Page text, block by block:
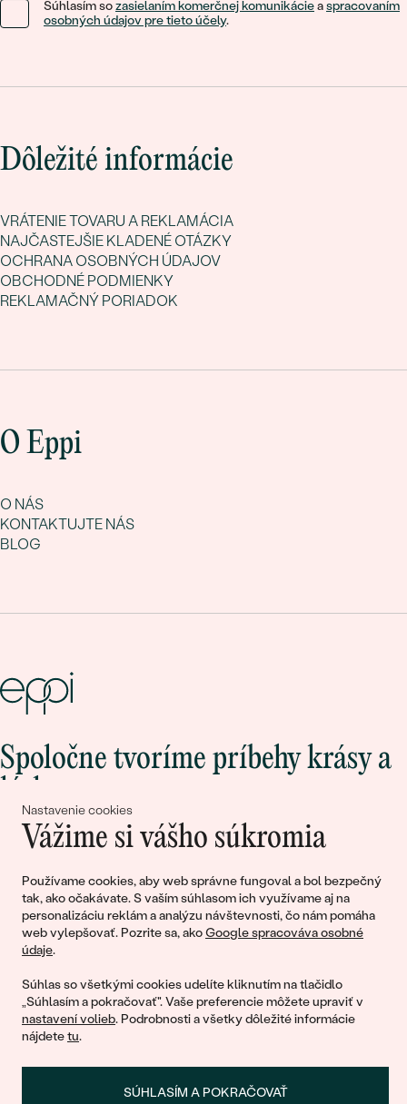
Nastavenie cookies
Vážime si vášho súkromia
Používame cookies, aby web správne fungoval a bol bezpečný
tak, ako očakávate. S vaším súhlasom ich využívame aj na
personalizáciu reklám a analýzu návštevnosti, čo nám pomáha
web vylepšovať. Pozrite sa, akoGoogle spracováva osobné
údaje.
Súhlas so všetkými cookies udelíte kliknutím na tlačidlo
„Súhlasím a pokračovať". Vaše preferencie môžete upraviť v
nastavení volieb. Podrobnosti a všetky dôležité informácie
nájdetetu.
SÚHLASÍM A POKRAČOVAŤ
Súhlasím sozasielaním komerčnej komunikácieaspracovaním
osobných údajov pre tieto účely.
Dôležité informácie
VRÁTENIE TOVARU A REKLAMÁCIA
NAJČASTEJŠIE KLADENÉ OTÁZKY
OCHRANA OSOBNÝCH ÚDAJOV
OBCHODNÉ PODMIENKY
REKLAMAČNÝ PORIADOK
O Eppi
O NÁS
KONTAKTUJTE NÁS
BLOG
Spoločne tvoríme príbehy krásy a
Pripojte sa k nám!
© 2011 - 2026, Eppi.sk